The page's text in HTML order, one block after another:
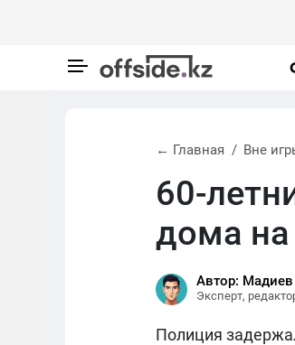
← Главная Вне
60-
дома
Автор:
Эксперт,
Полиция